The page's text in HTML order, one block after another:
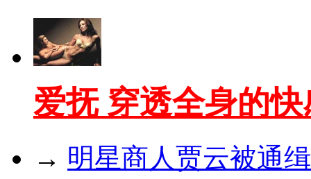
爱抚 穿透全身的
→ 明星商人贾云被通